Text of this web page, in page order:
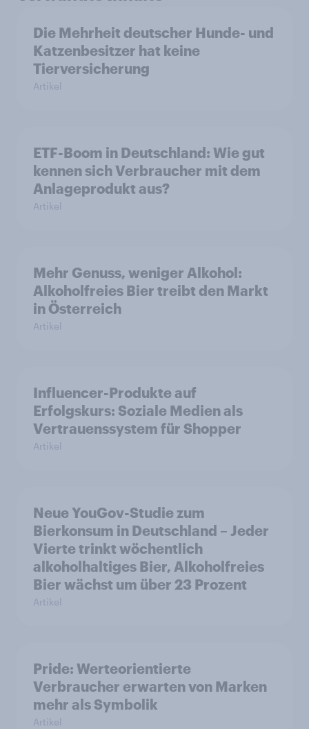
Die Mehrheit deutscher Hunde- und
Katzenbesitzer hat keine
Tierversicherung
Artikel
ETF-Boom in Deutschland: Wie gut
kennen sich Verbraucher mit dem
Anlageprodukt aus?
Artikel
Mehr Genuss, weniger Alkohol:
Alkoholfreies Bier treibt den Markt
in Österreich
Artikel
Influencer-Produkte auf
Erfolgskurs: Soziale Medien als
Vertrauenssystem für Shopper
Artikel
Neue YouGov-Studie zum
Bierkonsum in Deutschland – Jeder
Vierte trinkt wöchentlich
alkoholhaltiges Bier, Alkoholfreies
Bier wächst um über 23 Prozent
Artikel
Pride: Werteorientierte
Verbraucher erwarten von Marken
mehr als Symbolik
Artikel